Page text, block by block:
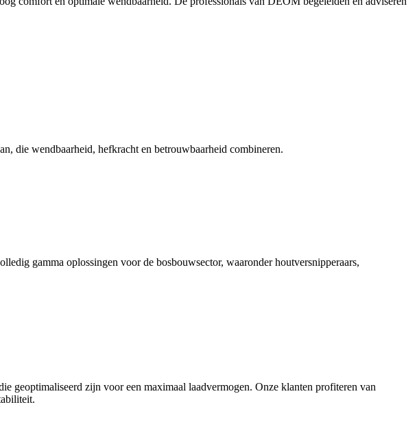
die wendbaarheid, hefkracht en betrouwbaarheid combineren.
gamma oplossingen voor de bosbouwsector, waaronder houtversnipperaars,
geoptimaliseerd zijn voor een maximaal laadvermogen. Onze klanten profiteren van